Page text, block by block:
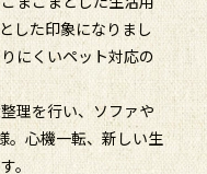
した印象になりまし
にくいペット対応の
理を行い、ソファや
。心機一転、新しい生
。